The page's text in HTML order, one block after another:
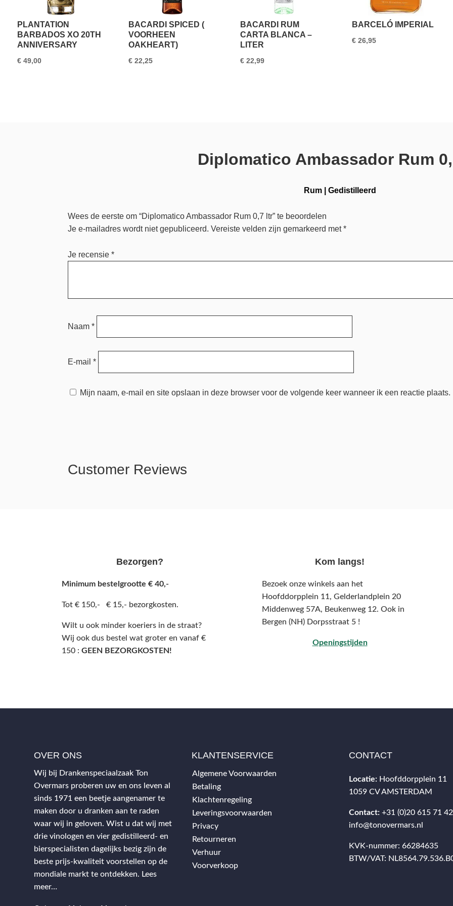
PLANTATION
BARBADOS XO 20TH
ANNIVERSARY
€49,00
BACARDI SPICED (
VOORHEEN
OAKHEART)
€ 22,25
BACARDI RUM
CARTA BLANCA –
LITER
€ 22,99
BARCELÓ IMPERIAL
€ 26,95
Diplomatico Ambassador Rum
Rum| Gedistilleerd
Wees de eerste om “Diplomatico Ambassador Rum 0,7 ltr” te beoordelen
Je e-mailadres wordt niet gepubliceerd. Vereiste velden zijn gemarkeerd met*
Je recensie*
Naam*
E-mail*
Mijn naam, e-mail en site opslaan in deze browser voor de volgende keer wanneer ik een reactie plaats.
Customer Reviews
Bezorgen?
Minimum bestelgrootte € 40,-
Tot € 150,- € 15,- bezorgkosten.
Wilt u ook minder koeriers in de straat?
Wij ook dus bestel wat groter en vanaf €
150 : GEEN BEZORGKOSTEN!
Kom langs!
Bezoek onze winkels aan het
Hoofddorpplein 11, Gelderlandplein 20
Middenweg 57A, Beukenweg 12. Ook in
Bergen (NH) Dorpsstraat 5 !
Openingstijden
OVER ONS
Wij bij Drankenspeciaalzaak Ton
Overmars proberen uw en ons leven al
sinds 1971 een beetje aangenamer te
maken door u dranken aan te raden
waar wij in geloven. Wist u dat wij met
drie vinologen en vier gedistilleerd- en
bierspecialisten dagelijks bezig zijn de
beste prijs-kwaliteit voorstellen op de
mondiale markt te ontdekken. Lees
meer…
KLANTENSERVICE
Algemene Voorwaarden
Betaling
Klachtenregeling
Leveringsvoorwaarden
Privacy
Retourneren
Verhuur
Voorverkoop
CONTACT
Locatie: Hoofddorpplein 11
1059 CV AMSTERDAM
Contact: +31 (0)20 615 71 42
info@tonovermars.nl
KVK-nummer: 66284635
BTW/VAT: